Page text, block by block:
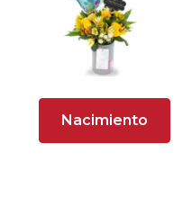
Nacimiento
Arreglos
Ave del